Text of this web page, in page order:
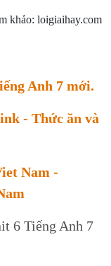
khảo: loigiaihay.com
Anh 7 mới.
- Thức ăn và
Nam -
6 Tiếng Anh 7